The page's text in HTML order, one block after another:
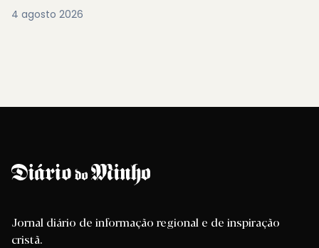
4 agosto 2026
Jornal diário de informação regional e de inspiração
cristã.